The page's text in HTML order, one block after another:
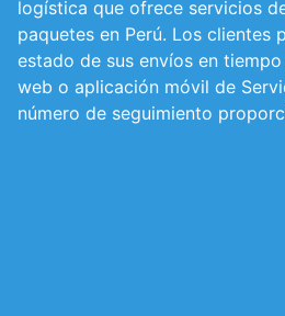
logística que ofrece servicios
paquetes en Perú. Los clientes
estado de sus envíos en
web o aplicación móvil de
número de seguimiento